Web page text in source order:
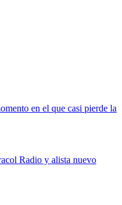
en el que casi pierde la
Radio y alista nuevo